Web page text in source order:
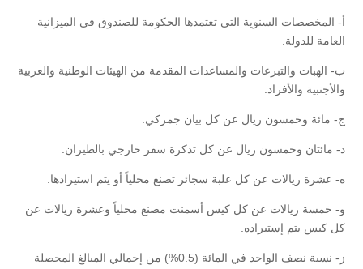
‌أ- المخصصات السنوية التي تعتمدها الحكومة للصندوق في الميزانية
العامة للدولة.
‌ب- الهبات والتبرعات والمساعدات المقدمة من الهيئات الوطنية والعربية
والأجنبية والأفراد.
‌ج- مائة وخمسون ريال عن كل بيان جمركي.
‌د- مائتان وخمسون ريال عن كل تذكرة سفر خارجي بالطيران.
‌ه- عشرة ريالات عن كل علبة سجائر تصنع محلياً أو يتم استيرادها.
‌و- خمسة ريالات عن كل كيس أسمنت مصنع محلياً وعشرة ريالات عن
كل كيس يتم إستيراده.
‌ز- نسبة نصف الواحد في المائة (0.5%) من إجمالي المبالغ المحصلة